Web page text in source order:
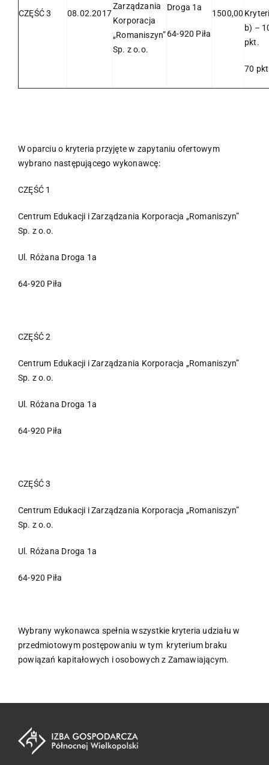
CZĘŚĆ 3 08.02.2017
Zarządzania
Korporacja
„Romaniszyn”
Sp. z o.o.
Droga 1a
64-920 Piła
1500,00
b) –
pkt.
70
W oparciu o kryteria przyjęte w zapytaniu ofertowym
wybrano następującego wykonawcę:
CZĘŚĆ 1
Centrum Edukacji i Zarządzania Korporacja „Romaniszyn”
Sp. z o.o.
Ul. Różana Droga 1a
64-920 Piła
CZĘŚĆ 2
Centrum Edukacji i Zarządzania Korporacja „Romaniszyn”
Sp. z o.o.
Ul. Różana Droga 1a
64-920 Piła
CZĘŚĆ 3
Centrum Edukacji i Zarządzania Korporacja „Romaniszyn”
Sp. z o.o.
Ul. Różana Droga 1a
64-920 Piła
Wybrany wykonawca spełnia wszystkie kryteria udziału w
przedmiotowym postępowaniu w tym kryterium braku
powiązań kapitałowych i osobowych z Zamawiającym.